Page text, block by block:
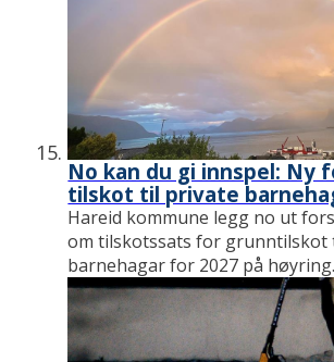
No kan du gi innspel: Ny
tilskot til private
Hareid kommune legg no ut
om tilskotssats for grunntilskot
barnehagar for 2027 på høyring.